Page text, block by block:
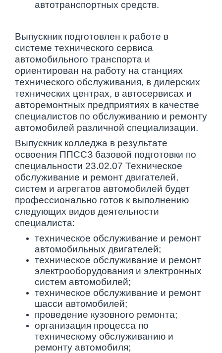
автотранспортных средств.
Выпускник подготовлен к работе в
системе технического сервиса
автомобильного транспорта и
ориентирован на работу на станциях
технического обслуживания, в дилерских
технических центрах, в автосервисах и
авторемонтных предприятиях в качестве
специалистов по обслуживанию и ремонту
автомобилей различной специализации.
Выпускник колледжа в результате
освоения ППССЗ базовой подготовки по
специальности 23.02.07 Техническое
обслуживание и ремонт двигателей,
систем и агрегатов автомобилей будет
профессионально готов к выполнению
следующих видов деятельности
специалиста:
техническое обслуживание и ремонт
автомобильных двигателей;
техническое обслуживание и ремонт
электрооборудования и электронных
систем автомобилей;
техническое обслуживание и ремонт
шасси автомобилей;
проведение кузовного ремонта;
организация процесса по
техническому обслуживанию и
ремонту автомобиля;